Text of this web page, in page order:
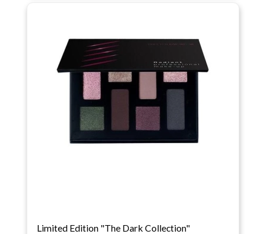
Limited Edition "The Dark Collection"